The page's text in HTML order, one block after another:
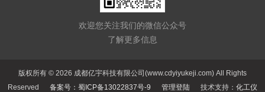
欢迎您关注我们的微信公众号
了解更多信息
版权所有 © 2026 成都亿宇科技有限公司(www.cdyiyukeji.com) All Rights
Reserved 备案号：蜀ICP备13022837号-9 管理登陆 技术支持： 化工仪